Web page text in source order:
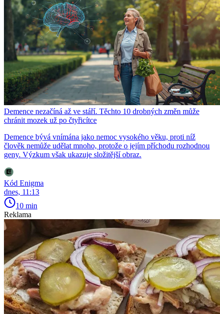
Demence nezačíná až ve stáří. Těchto 10 drobných změn může
chránit mozek už po čtyřicítce
Demence bývá vnímána jako nemoc vysokého věku, proti níž
člověk nemůže udělat mnoho, protože o jejím příchodu rozhodnou
geny. Výzkum však ukazuje složitější obraz.
Kód Enigma
dnes, 11:13
10 min
Reklama